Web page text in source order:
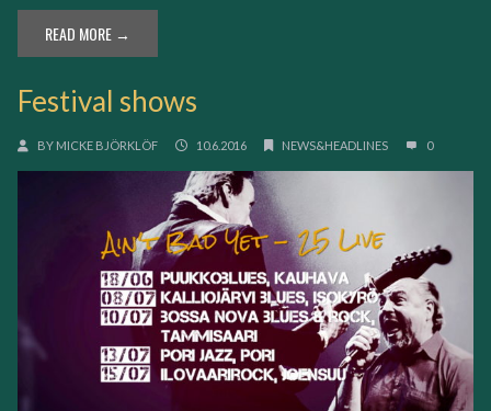
READ MORE →
Festival shows
BY MICKE BJÖRKLÖF 10.6.2016 NEWS&HEADLINES 0